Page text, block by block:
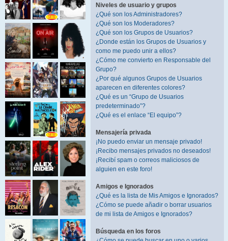
Niveles de usuario y grupos
¿Qué son los Administradores?
¿Qué son los Moderadores?
¿Qué son los Grupos de Usuarios?
¿Donde están los Grupos de Usuarios y
como me puedo unir a ellos?
¿Cómo me convierto en Responsable del
Grupo?
¿Por qué algunos Grupos de Usuarios
aparecen en diferentes colores?
¿Qué es un “Grupo de Usuarios
predeterminado”?
¿Qué es el enlace “El equipo”?
Mensajería privada
¡No puedo enviar un mensaje privado!
¡Recibo mensajes privados no deseados!
¡Recibí spam o correos maliciosos de
alguien en este foro!
Amigos e Ignorados
¿Qué es la lista de Mis Amigos e Ignorados?
¿Cómo se puede añadir o borrar usuarios
de mi lista de Amigos e Ignorados?
Búsqueda en los foros